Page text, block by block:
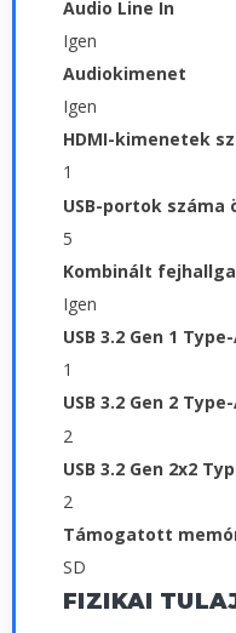
Audio Line In
Igen
Audiokimenet
Igen
HDMI-kimenetek
1
USB-portok száma
5
Kombinált
Igen
USB 3.2 Gen 1
1
USB 3.2 Gen 2
2
USB 3.2 Gen 2x2
2
Támogatott
SD
FIZIKAI